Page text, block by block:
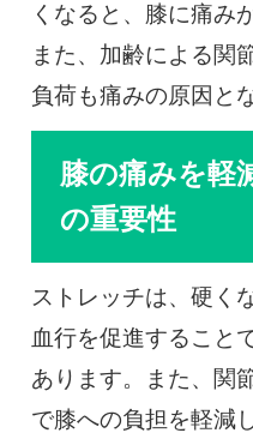
くなると、膝に痛み
また、加齢による関
負荷も痛みの原因と
膝の痛みを軽
の重要性
ストレッチは、硬く
血行を促進すること
あります。また、関
で膝への負担を軽減